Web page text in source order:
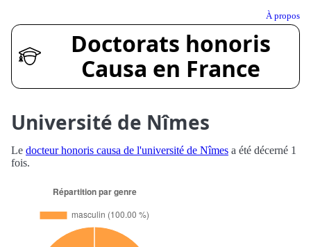
À propos
Doctorats honoris
Causa en France
Université de Nîmes
Le docteur honoris causa de l'université de Nîmes a été décerné 1
fois.